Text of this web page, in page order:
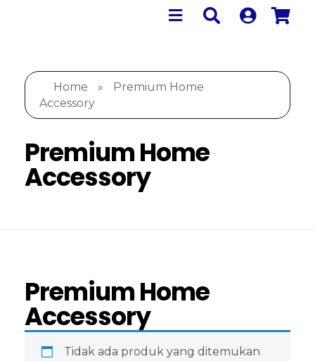
Home »
Premium Home
Accessory
Premium Home
Accessory
Premium Home
Accessory
Tidak ada produk yang ditemukan